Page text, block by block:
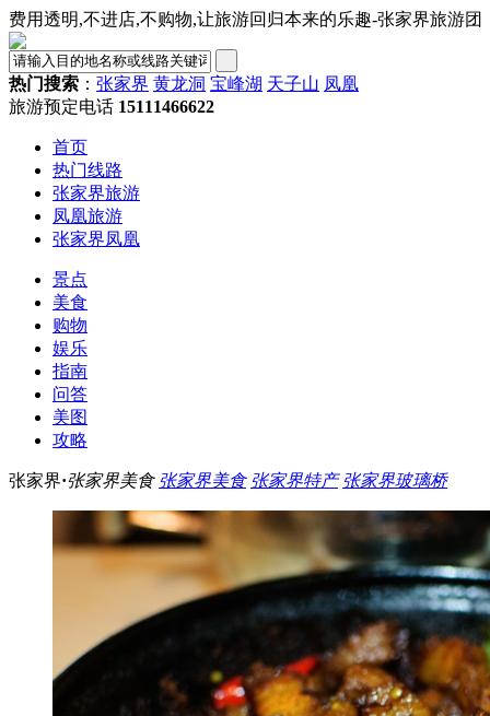
费用透明,不进店,不购物,让旅游回归本来的乐趣-张家界旅游团
热门搜索 ： 张家界 黄龙洞 宝峰湖 天子山 凤凰
旅游预定电话 15111466622
首页
热门线路
张家界旅游
凤凰旅游
张家界凤凰
景点
美食
购物
娱乐
指南
问答
美图
攻略
张家界·张家界美食 张家界美食 张家界特产 张家界玻璃桥